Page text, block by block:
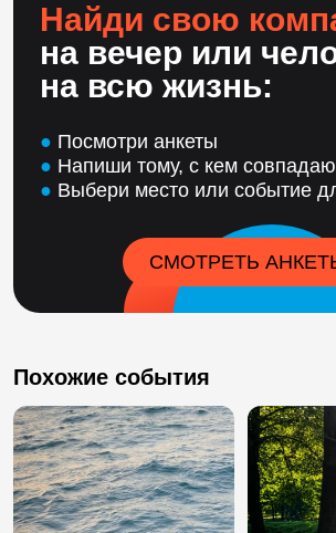
Найди свою
на вечер или
на всю жизнь:
● Посмотри анкеты
● Напиши тому, с кем
● Выбери место или событие
СМОТРЕТЬ
Похожие события